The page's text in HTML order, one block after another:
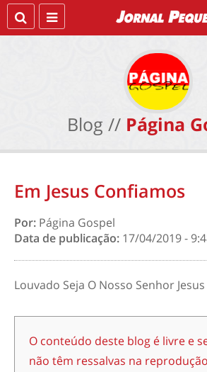
Blog // Página
Em Jesus Confiamos
Por: Página Gospel
Data de publicação: 17/04/2019 -
Louvado Seja O Nosso Senhor
O conteúdo deste blog é livre e
não têm ressalvas na